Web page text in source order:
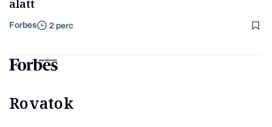
alatt
Forbes 2 perc
Rovatok